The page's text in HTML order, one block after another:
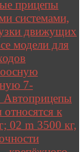
прицепы
системами,
движущих
модели для
7-
Автоприцепы
относятся к
02 m 3500 кг,